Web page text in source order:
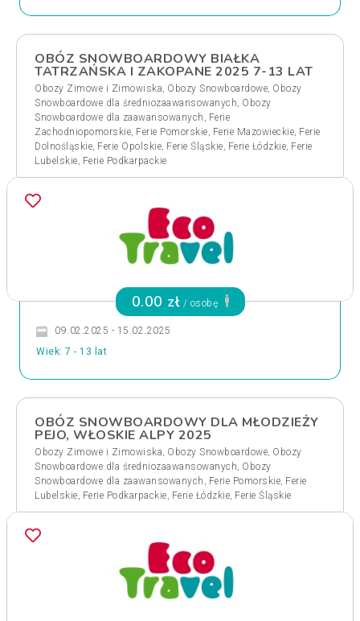
OBÓZ SNOWBOARDOWY BIAŁKA
TATRZAŃSKA I ZAKOPANE 2025 7-13 LAT
Obozy Zimowe i Zimowiska, Obozy Snowboardowe, Obozy
Snowboardowe dla średniozaawansowanych, Obozy
Snowboardowe dla zaawansowanych , Ferie
Zachodniopomorskie, Ferie Pomorskie, Ferie Mazowieckie, Ferie
Dolnośląskie, Ferie Opolskie, Ferie Śląskie, Ferie Łódzkie, Ferie
Lubelskie, Ferie Podkarpackie
0.00 zł / osobę
09.02.2025 - 15.02.2025
Wiek: 7 - 13 lat
OBÓZ SNOWBOARDOWY DLA MŁODZIEŻY
PEJO, WŁOSKIE ALPY 2025
Obozy Zimowe i Zimowiska, Obozy Snowboardowe, Obozy
Snowboardowe dla średniozaawansowanych, Obozy
Snowboardowe dla zaawansowanych , Ferie Pomorskie, Ferie
Lubelskie, Ferie Podkarpackie, Ferie Łódzkie, Ferie Śląskie